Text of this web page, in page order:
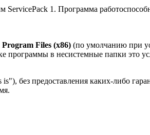
1. Программа
Program Files (х86) (по умолчанию при
программы в несистемные папки это
без предоставления каких-либо